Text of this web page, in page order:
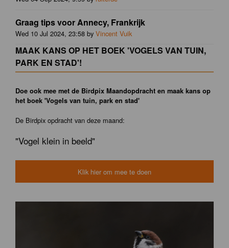
Graag tips voor Annecy, Frankrijk
Wed 10 Jul 2024, 23:58 by Vincent Vuik
MAAK KANS OP HET BOEK 'VOGELS VAN TUIN,
PARK EN STAD'!
Doe ook mee met de Birdpix Maandopdracht en maak kans op
het boek 'Vogels van tuin, park en stad'
De Birdpix opdracht van deze maand:
"Vogel klein in beeld"
Klik hier om mee te doen